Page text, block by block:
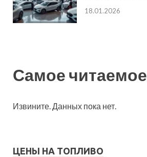
18.01.2026
Самое читаемое
Извините. Данных пока нет.
ЦЕНЫ НА ТОПЛИВО